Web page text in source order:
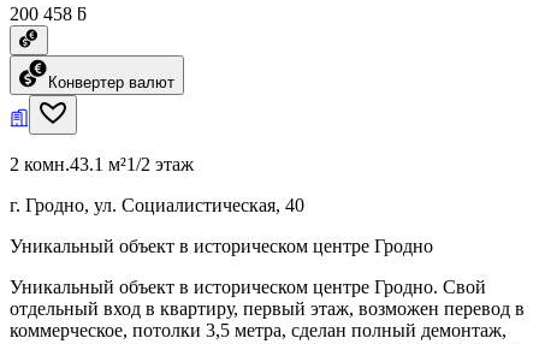
200 458 ƃ
Конвертер валют
2 комн.43.1 м²1/2 этаж
г. Гродно, ул. Социалистическая, 40
Уникальный объект в историческом центре Гродно
Уникальный объект в историческом центре Гродно. Свой
отдельный вход в квартиру, первый этаж, возможен перевод в
коммерческое, потолки 3,5 метра, сделан полный демонтаж,